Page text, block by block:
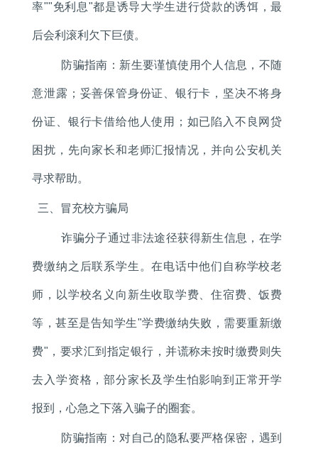
率""免利息"都是诱导大学生进行贷款的诱饵，最
后会利滚利欠下巨债。
防骗指南：新生要谨慎使用个人信息，不随
意泄露；妥善保管身份证、银行卡，坚决不将身
份证、银行卡借给他人使用；如已陷入不良网贷
困扰，先向家长和老师汇报情况，并向公安机关
寻求帮助。
三、冒充校方骗局
诈骗分子通过非法途径获得新生信息，在学
费缴纳之后联系学生。在电话中他们自称学校老
师，以学校名义向新生收取学费、住宿费、饭费
等，甚至是告知学生"学费缴纳失败，需要重新缴
费"，要求汇到指定银行，并谎称未按时缴费则失
去入学资格，部分家长及学生怕影响到正常开学
报到，心急之下落入骗子的圈套。
防骗指南：对自己的隐私要严格保密，遇到